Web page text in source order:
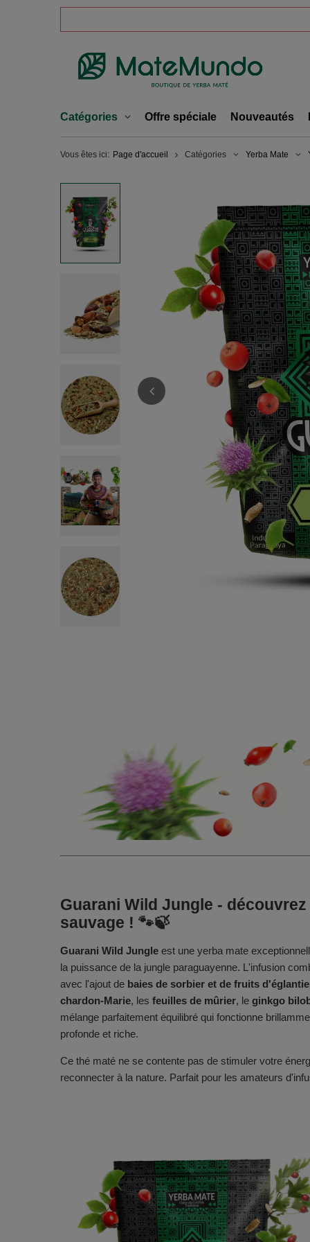
Catégories Offre spéciale Nouveautés
Vous êtes ici: Page d'accueil Catégories Yerba Mate
Guarani Wild Jungle -
sauvage ! 🐾🍃
Guarani Wild Jungle est une yerba mate
la puissance de la jungle paraguayenne. L'infusion
avec l'ajout de baies de sorbier et de fruits
chardon-Marie, les feuilles de mûrier, le ginkgo
mélange parfaitement équilibré qui fonctionne
profonde et riche.
Ce thé maté ne se contente pas de stimuler votre
reconnecter à la nature. Parfait pour les amateurs